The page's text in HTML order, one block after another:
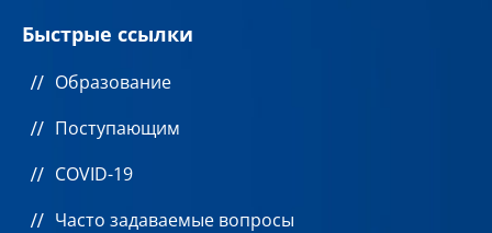
Быстрые ссылки
Образование
Поступающим
COVID-19
Часто задаваемые вопросы